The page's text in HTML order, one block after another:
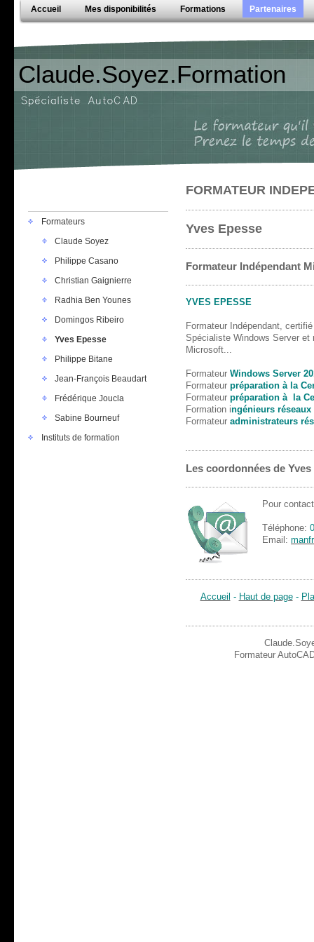
Accueil Mes disponibilités Formations Partenaires
Claude.Soyez.Formation
Formateurs
Claude Soyez
Philippe Casano
Christian Gaignierre
Radhia Ben Younes
Domingos Ribeiro
Yves Epesse
Philippe Bitane
Jean-François Beaudart
Frédérique Joucla
Sabine Bourneuf
Instituts de formation
FORMATEUR
Yves Epesse
Formateur Indépendant
YVES EPESSE
Formateur Indépendant,
Spécialiste Windows Server et
Microsoft...
Formateur Windows Server
Formateur préparation à la
Formateur préparation à la
Formation ingénieurs réseaux
Formateur administrateurs
Les coordonnées de Yves
Pour
Téléphone:
Email:
Accueil - Haut de page-
Formateur